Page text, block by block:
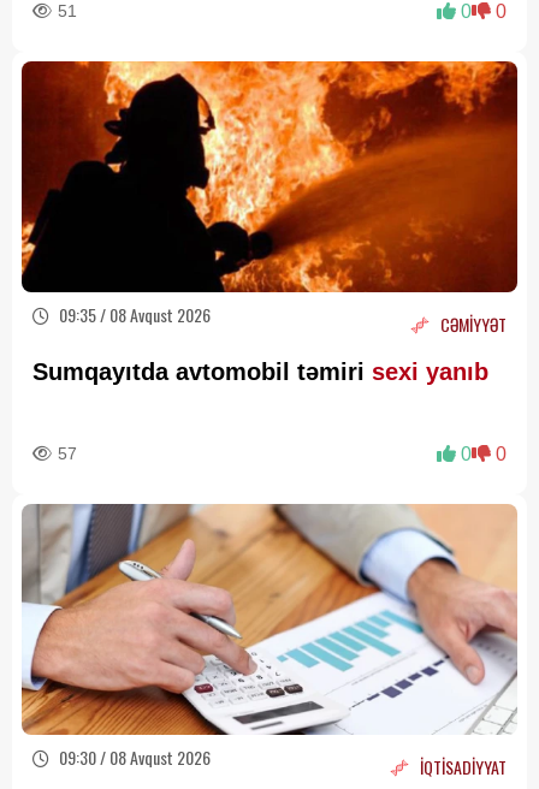
51 0 0
09:35 / 08 Avqust 2026 CƏMİYYƏT
Sumqayıtda avtomobil təmiri sexi yanıb
57 0 0
09:30 / 08 Avqust 2026 İQTİSADİYYAT